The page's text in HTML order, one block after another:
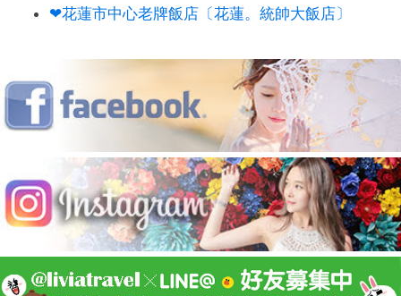
❤花蓮市中心老牌飯店〔花蓮。統帥大飯店〕